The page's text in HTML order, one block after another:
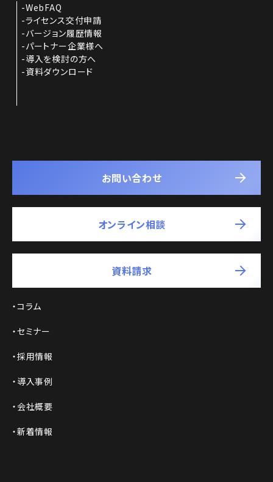
WebFAQ
ライセンス交付申請
バージョン履歴情報
パートナー企業様へ
導入を検討の方へ
資料ダウンロード
お問い合わせ
オンライン相談
資料請求
コラム
セミナー
採用情報
導入事例
会社概要
新着情報